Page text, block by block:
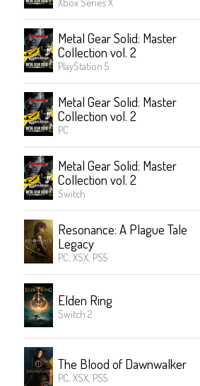
Metal Gear Solid: Master
Collection vol. 2
PlayStation 5
Metal Gear Solid: Master
Collection vol. 2
PC
Metal Gear Solid: Master
Collection vol. 2
Switch
Resonance: A Plague Tale
Legacy
PC, XSX, PS5
Elden Ring
Switch 2
The Blood of Dawnwalker
PC, XSX, PS5